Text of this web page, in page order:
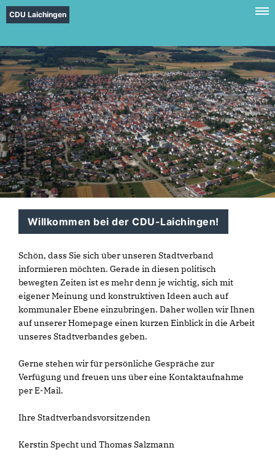
CDU Laichingen
Willkommen bei der CDU-Laichingen!
Schön, dass Sie sich über unseren Stadtverband
informieren möchten. Gerade in diesen politisch
bewegten Zeiten ist es mehr denn je wichtig, sich mit
eigener Meinung und konstruktiven Ideen auch auf
kommunaler Ebene einzubringen. Daher wollen wir Ihnen
auf unserer Homepage einen kurzen Einblick in die Arbeit
unseres Stadtverbandes geben.
Gerne stehen wir für persönliche Gespräche zur
Verfügung und freuen uns über eine Kontaktaufnahme
per E-Mail.
Ihre Stadtverbandsvorsitzenden
Kerstin Specht und Thomas Salzmann